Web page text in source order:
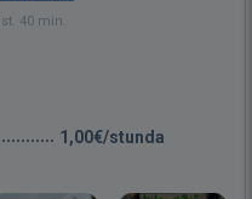
40 min.
1,00€/stunda